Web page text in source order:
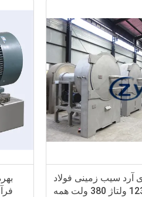
آرد سیب زمینی فولاد
ضد زنگ مدل 123 ولتاژ 380 ولت همه